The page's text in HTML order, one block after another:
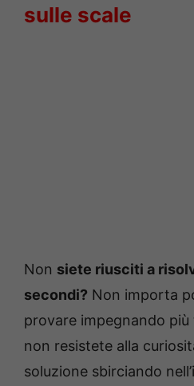
sulle scale
Non siete riusciti a
secondi? Non importa
provare impegnando
non resistete alla
soluzione sbirciando